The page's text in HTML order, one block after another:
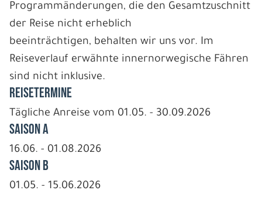
Programmänderungen, die den Gesamtzuschnitt
der Reise nicht erheblich
beeinträchtigen, behalten wir uns vor. Im
Reiseverlauf erwähnte innernorwegische Fähren
sind nicht inklusive.
REISETERMINE
Tägliche Anreise vom 01.05. - 30.09.2026
Saison A
16.06. - 01.08.2026
Saison B
01.05. - 15.06.2026